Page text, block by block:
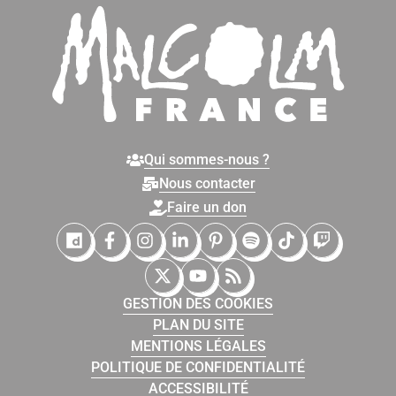
Qui sommes-nous ?
Nous contacter
Faire un don
Malcolm France sur Dailymotion
Malcolm France sur Facebook
Malcolm France sur Instagram
Malcolm France sur LinkedIn
Malcolm France sur
Malcolm France sur
MalcolmMalcolm
Malcolm France sur X (Twitter)
Malcolm France sur
Malcolm France sur
GESTION DES COOKIES
PLAN DU SITE
MENTIONS LÉGALES
POLITIQUE DE CONFIDENTIALITÉ
ACCESSIBILITÉ